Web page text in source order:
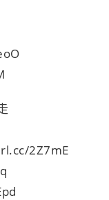
2Z7mE